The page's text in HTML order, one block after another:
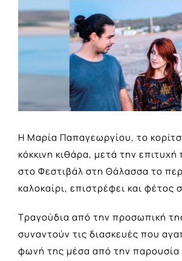
View
Larger
Image
Η Μαρία Παπαγεωργίου, το
κόκκινη κιθάρα, μετά την
στο Φεστιβάλ στη Θάλασσα το
καλοκαίρι, επιστρέφει και φέτος
Τραγούδια από την προσωπική
συναντούν τις διασκευές που
φωνή της μέσα από την παρουσία